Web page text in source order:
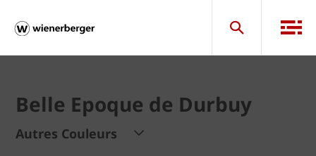
Belle Epoque de Durbuy
Autres Couleurs